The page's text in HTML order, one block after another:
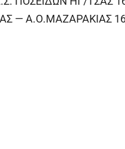
— Α.Ο.ΜΑΖΑΡΑΚΙΑΣ